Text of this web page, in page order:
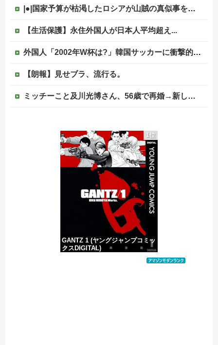
|●|国家予算が枯渇したロシアが山賊の真似事を開始、金銀貴金属じゃなくて自動車とかってところがリアリティありすぎる……
【生活保護】永住外国人が日本人平均超え...
外国人「2002年W杯は?」韓国サッカーに衝撃的不祥事！W杯予選でレフリーへの性的接待発覚！海外騒然！【海外の反応】
【朗報】見せブラ、流行る。
ミッチーこと及川光博さん、56歳で再婚→新しい命まで授かるｗｗｗｗｗ
大竹しのぶ「戦争放棄の国であり続けよう」←この投稿が話題に
【にじ甲2026】新台附属フリーズ高校にふさわしい激アツ寄せ書きで全力応援！他
ジャンポケ斎藤と代理人のやりとり、「地獄すぎて完全にコントになってる……」と衝撃を受ける人が続出中
1位
GANTZ 1 (ヤングジャンプコミッ
クスDIGITAL)
価格：¥100